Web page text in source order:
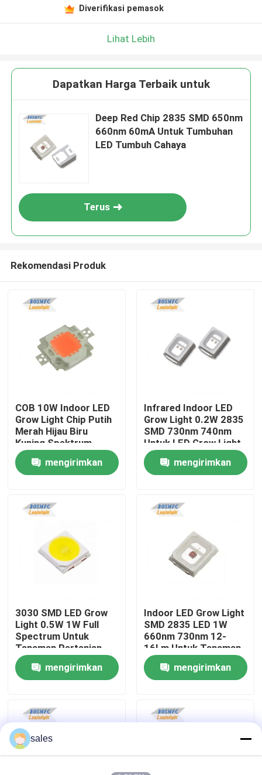
Rumah
Produk
Video
Tampilan VR
Wisata pabrik
Kontrol kualitas
Berita
Diverifikasi pemasok
Lihat Lebih
Dapatkan Harga Terbaik untuk
Deep Red Chip 2835 SMD 650nm
660nm 60mA Untuk Tumbuhan
LED Tumbuh Cahaya
Terus
Rekomendasi Produk
COB 10W Indoor LED
Grow Light Chip Putih
Merah Hijau Biru
Kuning Spektrum
penuh
mengirimkan
Infrared Indoor LED
Grow Light 0.2W 2835
SMD 730nm 740nm
Untuk LED Grow Light
mengirimkan
3030 SMD LED Grow
Light 0.5W 1W Full
Spectrum Untuk
Tanaman Pertanian
Indoor
mengirimkan
Indoor LED Grow Light
SMD 2835 LED 1W
660nm 730nm 12-
16Lm Untuk Tanaman
mengirimkan
sales